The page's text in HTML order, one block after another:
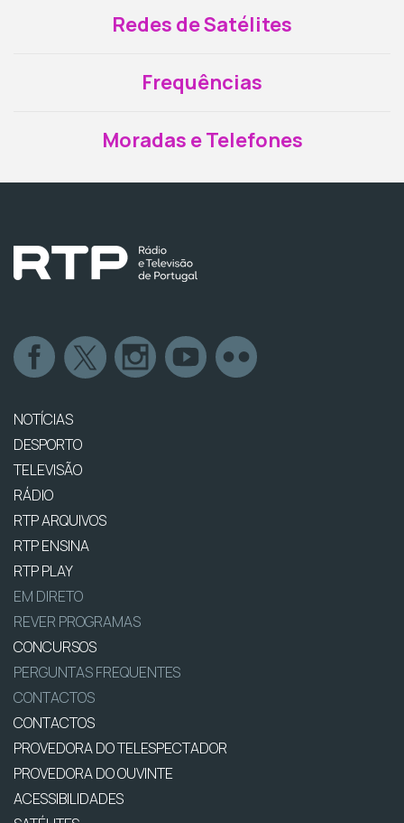
Redes de Satélites
Frequências
Moradas e Telefones
NOTÍCIAS
DESPORTO
TELEVISÃO
RÁDIO
RTP ARQUIVOS
RTP ENSINA
RTP PLAY
EM DIRETO
REVER PROGRAMAS
CONCURSOS
PERGUNTAS FREQUENTES
CONTACTOS
CONTACTOS
PROVEDORA DO TELESPECTADOR
PROVEDORA DO OUVINTE
ACESSIBILIDADES